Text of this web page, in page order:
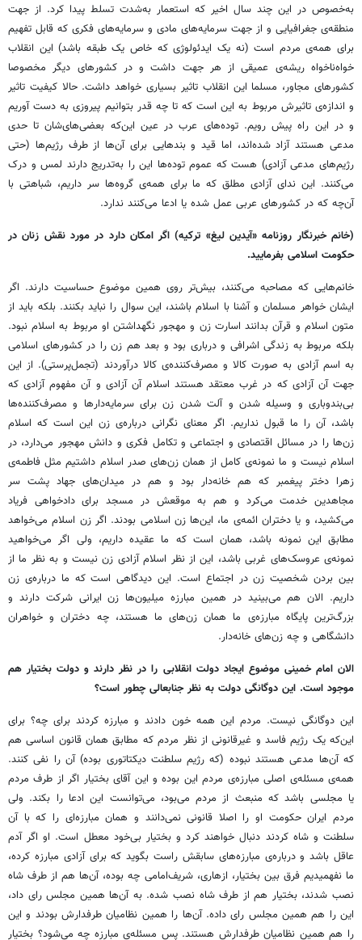
به‌خصوص در این چند سال اخیر که استعمار به‌شدت تسلط پیدا کرد. از جهت
منطقه‌ی جغرافیایی و از جهت سرمایه‌های مادی و سرمایه‌های فکری که قابل تفهیم
برای همه‌ی مردم است (نه یک ایدئولوژی که خاص یک طبقه باشد) این انقلاب
خواه‌ناخواه ریشه‌ی عمیقی از هر جهت داشت و در کشورهای دیگر مخصوصا
کشورهای مجاور، مسلما این انقلاب تاثیر بسیاری خواهد داشت. حالا کیفیت تاثیر
و اندازه‌ی تاثیرش مربوط به این است که تا چه قدر بتوانیم پیروزی به دست آوریم
و در این راه پیش رویم. توده‌های عرب در عین این‌که بعضی‌های‌شان تا حدی
مدعی هستند آزاد شده‌اند، اما قید و بندهایی برای آن‌ها از طرف رژیم‌ها (حتی
رژیم‌های مدعی آزادی) هست که عموم توده‌ها این را به‌تدریج دارند لمس و درک
می‌کنند. این ندای آزادی مطلق که ما برای همه‌ی گروه‌ها سر داریم، شباهتی با
آن‌چه که در کشورهای عربی عمل شده یا ادعا می‌کنند ندارد.
(خانم خبرنگار روزنامه «آیدین لیغ» ترکیه) اگر امکان دارد در مورد نقش زنان در
حکومت اسلامی بفرمایید.
خانم‌هایی که مصاحبه می‌کنند،‌ بیش‌تر روی همین موضوع حساسیت دارند. اگر
ایشان خواهر مسلمان و آشنا با اسلام باشند،‌ این سوال را نباید بکنند. بلکه باید از
متون اسلام و قرآن بدانند اسارت زن و مهجور نگهداشتن او مربوط به اسلام نبود.
بلکه مربوط به زندگی اشرافی و درباری بود و بعد هم زن را در کشورهای اسلامی
به اسم آزادی به صورت کالا و مصرف‌کننده‌ی کالا درآوردند (تجمل‌پرستی). از این
جهت آن آزادی که در غرب معتقد هستند اسلام آن آزادی و آن مفهوم آزادی که
بی‌بندوباری و وسیله شدن و آلت شدن زن برای سرمایه‌دارها و مصرف‌کننده‌ها
باشد، آن را ما قبول نداریم. اگر معنای نگرانی درباره‌ی زن این است که اسلام
زن‌ها را در مسائل اقتصادی و اجتماعی و تکامل فکری و دانش مهجور می‌دارد، در
اسلام نیست و ما نمونه‌ی کامل از همان زن‌های صدر اسلام داشتیم مثل فاطمه‌ی
زهرا دختر پیغمبر که هم خانه‌دار بود و هم در میدان‌های جهاد پشت سر
مجاهدین خدمت می‌کرد و هم به موقعش در مسجد برای دادخواهی فریاد
می‌کشید، و یا دختران ائمه‌ی ما، این‌ها زن اسلامی بودند. اگر زن اسلام می‌خواهد
مطابق این نمونه باشد، همان است که ما عقیده داریم، ولی اگر می‌خواهید
نمونه‌ی عروسک‌های غربی باشد، این از نظر اسلام آزادی زن نیست و به نظر ما از
بین بردن شخصیت زن در اجتماع است. این دیدگاهی است که ما درباره‌ی زن
داریم. الان هم می‌بینید در همین مبارزه میلیون‌ها زن ایرانی شرکت دارند و
بزرگ‌ترین پایگاه مبارزه‌ی ما همان زن‌های ما هستند، چه دختران و خواهران
دانشگاهی و چه زن‌های خانه‌دار.
الان امام خمینی موضوع ایجاد دولت انقلابی را در نظر دارند و دولت بختیار هم
موجود است. این دوگانگی دولت به نظر جنابعالی چطور است؟
این دوگانگی نیست. مردم این همه خون دادند و مبارزه کردند برای چه؟ برای
این‌که یک رژیم فاسد و غیرقانونی از نظر مردم که مطابق همان قانون اساسی هم
که آن‌ها مدعی هستند نبوده (که رژیم سلطنت دیکتاتوری بوده) آن را نفی کنند.
همه‌ی مسئله‌ی اصلی مبارزه‌ی مردم این بوده و این آقای بختیار اگر از طرف مردم
یا مجلسی باشد که منبعث از مردم می‌بود، می‌توانست این ادعا را بکند. ولی
مردم ایران حکومت او را اصلا قانونی نمی‌دانند و همان مبارزه‌ای را که با آن
سلطنت و شاه کردند دنبال خواهند کرد و بختیار بی‌خود معطل است. او اگر آدم
عاقل باشد و درباره‌ی مبارزه‌های سابقش راست بگوید که برای آزادی مبارزه کرده،
ما نفهمیدیم فرق بین بختیار، ازهاری، شریف‌امامی چه بوده، آن‌ها هم از طرف شاه
نصب شدند، بختیار هم از طرف شاه نصب شده. به آن‌ها همین مجلس رای داد،
این را هم همین مجلس رای داده. آن‌ها را همین نظامیان طرفدارش بودند و این
را هم همین نظامیان طرفدارش هستند. پس مسئله‌ی مبارزه چه می‌شود؟ بختیار